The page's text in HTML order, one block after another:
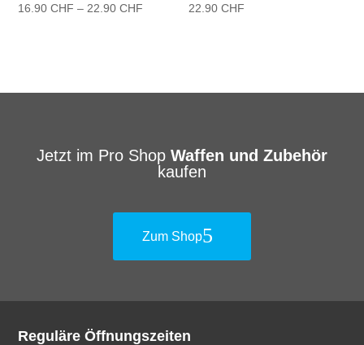
16.90CHF –22.90CHF Preisspanne:
22.90CHF
Jetzt im Pro Shop Waffen und Zubehör
kaufen
Zum Shop
Reguläre Öffnungszeiten